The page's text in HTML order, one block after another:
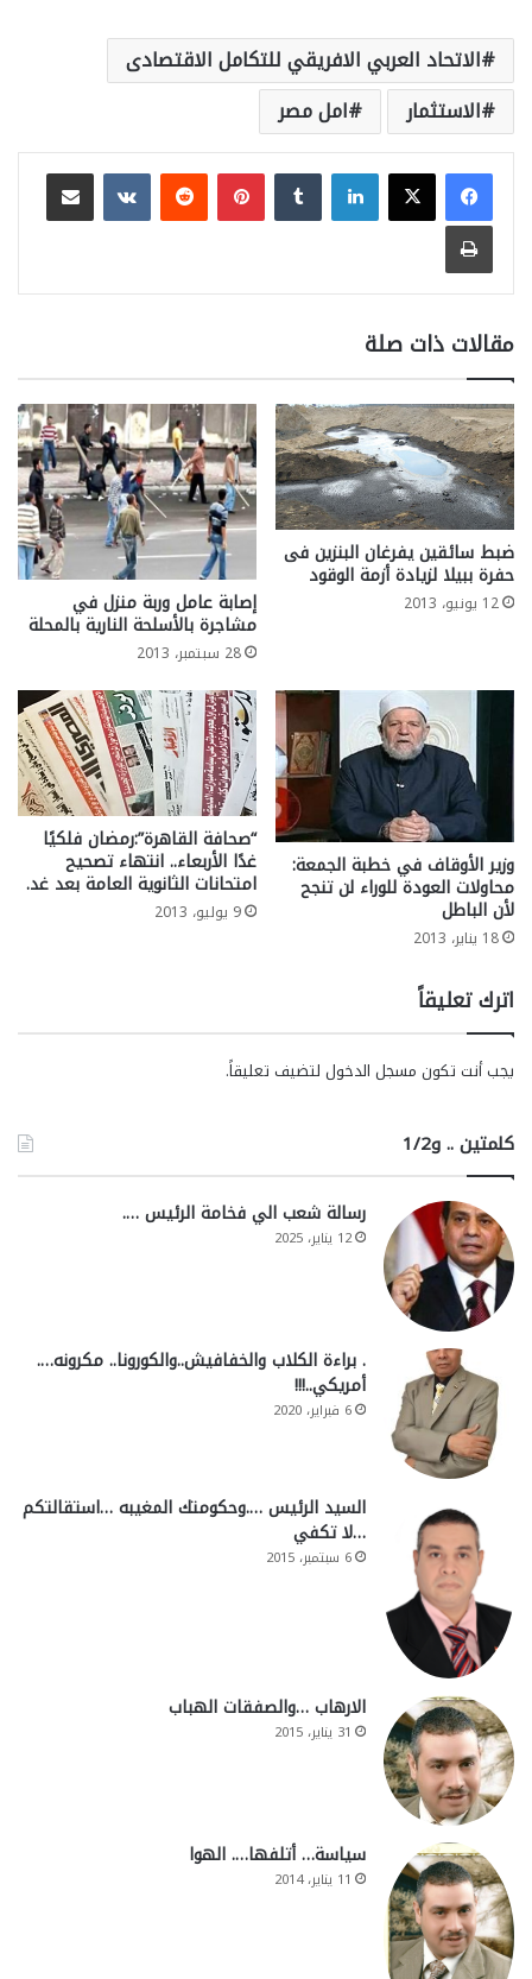
الاتحاد العربي الافريقي للتكامل الاقتصادى
الاستثمار
امل مصر
لينكدإن بينتيريست
مشاركة عبر البريد
طباعة
مقالات ذات صلة
ضبط سائقين يفرغان البنزين فى
حفرة ببيلا لزيادة أزمة الوقود
12 يونيو، 2013 إصابة عامل وربة منزل في
مشاجرة بالأسلحة النارية بالمحلة
28 سبتمبر، 2013
وزير الأوقاف في خطبة الجمعة:
محاولات العودة للوراء لن تنجح
لأن الباطل
18 يناير، 2013
“صحافة القاهرة”:رمضان فلكيًا
غدًا الأربعاء.. انتهاء تصحيح
امتحانات الثانوية العامة بعد غد.
9 يوليو، 2013
اترك تعليقاً
يجب أنت تكون مسجل الدخول لتضيف تعليقاً.
كلمتين .. و1/2
رسالة شعب الي فخامة الرئيس ….
12 يناير، 2025
. براءة الكلاب والخفافيش..والكورونا.. مكرونه….
أمريكي..!!!
6 فبراير، 2020
السيد الرئيس ….وحكومتك المغيبه …استقالتكم
…لا تكفي
6 سبتمبر، 2015
الارهاب …والصفقات الهباب
31 يناير، 2015
سياسة… أتلفها…. الهوا
11 يناير، 2014